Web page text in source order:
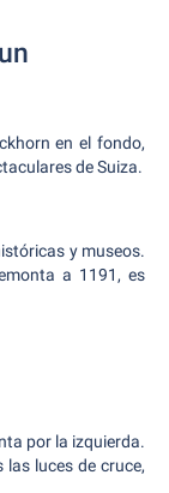
en el fondo,
de Suiza.
y museos.
a 1191, es
por la izquierda.
las luces de cruce,